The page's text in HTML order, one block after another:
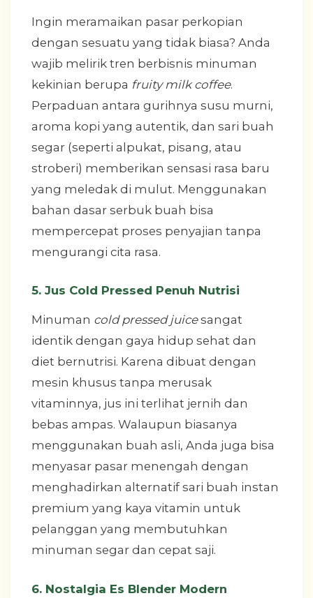
Ingin meramaikan pasar perkopian
dengan sesuatu yang tidak biasa? Anda
wajib melirik tren berbisnis minuman
kekinian berupa fruity milk coffee.
Perpaduan antara gurihnya susu murni,
aroma kopi yang autentik, dan sari buah
segar (seperti alpukat, pisang, atau
stroberi) memberikan sensasi rasa baru
yang meledak di mulut. Menggunakan
bahan dasar serbuk buah bisa
mempercepat proses penyajian tanpa
mengurangi cita rasa.
5. Jus Cold Pressed Penuh Nutrisi
Minuman cold pressed juicesangat
identik dengan gaya hidup sehat dan
diet bernutrisi. Karena dibuat dengan
mesin khusus tanpa merusak
vitaminnya, jus ini terlihat jernih dan
bebas ampas. Walaupun biasanya
menggunakan buah asli, Anda juga bisa
menyasar pasar menengah dengan
menghadirkan alternatif sari buah instan
premium yang kaya vitamin untuk
pelanggan yang membutuhkan
minuman segar dan cepat saji.
6. Nostalgia Es Blender Modern